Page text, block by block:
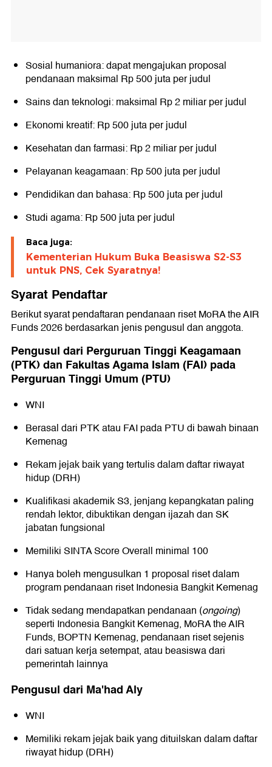
Sosial humaniora: dapat mengajukan proposal
pendanaan maksimal Rp 500 juta per judul
Sains dan teknologi: maksimal Rp 2 miliar per judul
Ekonomi kreatif: Rp 500 juta per judul
Kesehatan dan farmasi: Rp 2 miliar per judul
Pelayanan keagamaan: Rp 500 juta per judul
Pendidikan dan bahasa: Rp 500 juta per judul
Studi agama: Rp 500 juta per judul
Baca juga:
Kementerian Hukum Buka Beasiswa S2-S3
untuk PNS, Cek Syaratnya!
Syarat Pendaftar
Berikut syarat pendaftaran pendanaan riset MoRA the AIR
Funds 2026 berdasarkan jenis pengusul dan anggota.
Pengusul dari Perguruan Tinggi Keagamaan
(PTK) dan Fakultas Agama Islam (FAI) pada
Perguruan Tinggi Umum (PTU)
WNI
Berasal dari PTK atau FAI pada PTU di bawah binaan
Kemenag
Rekam jejak baik yang tertulis dalam daftar riwayat
hidup (DRH)
Kualifikasi akademik S3, jenjang kepangkatan paling
rendah lektor, dibuktikan dengan ijazah dan SK
jabatan fungsional
Memiliki SINTA Score Overall minimal 100
Hanya boleh mengusulkan 1 proposal riset dalam
program pendanaan riset Indonesia Bangkit Kemenag
Tidak sedang mendapatkan pendanaan (ongoing)
seperti Indonesia Bangkit Kemenag, MoRA the AIR
Funds, BOPTN Kemenag, pendanaan riset sejenis
dari satuan kerja setempat, atau beasiswa dari
pemerintah lainnya
Pengusul dari Ma'had Aly
WNI
Memiliki rekam jejak baik yang dituilskan dalam daftar
riwayat hidup (DRH)